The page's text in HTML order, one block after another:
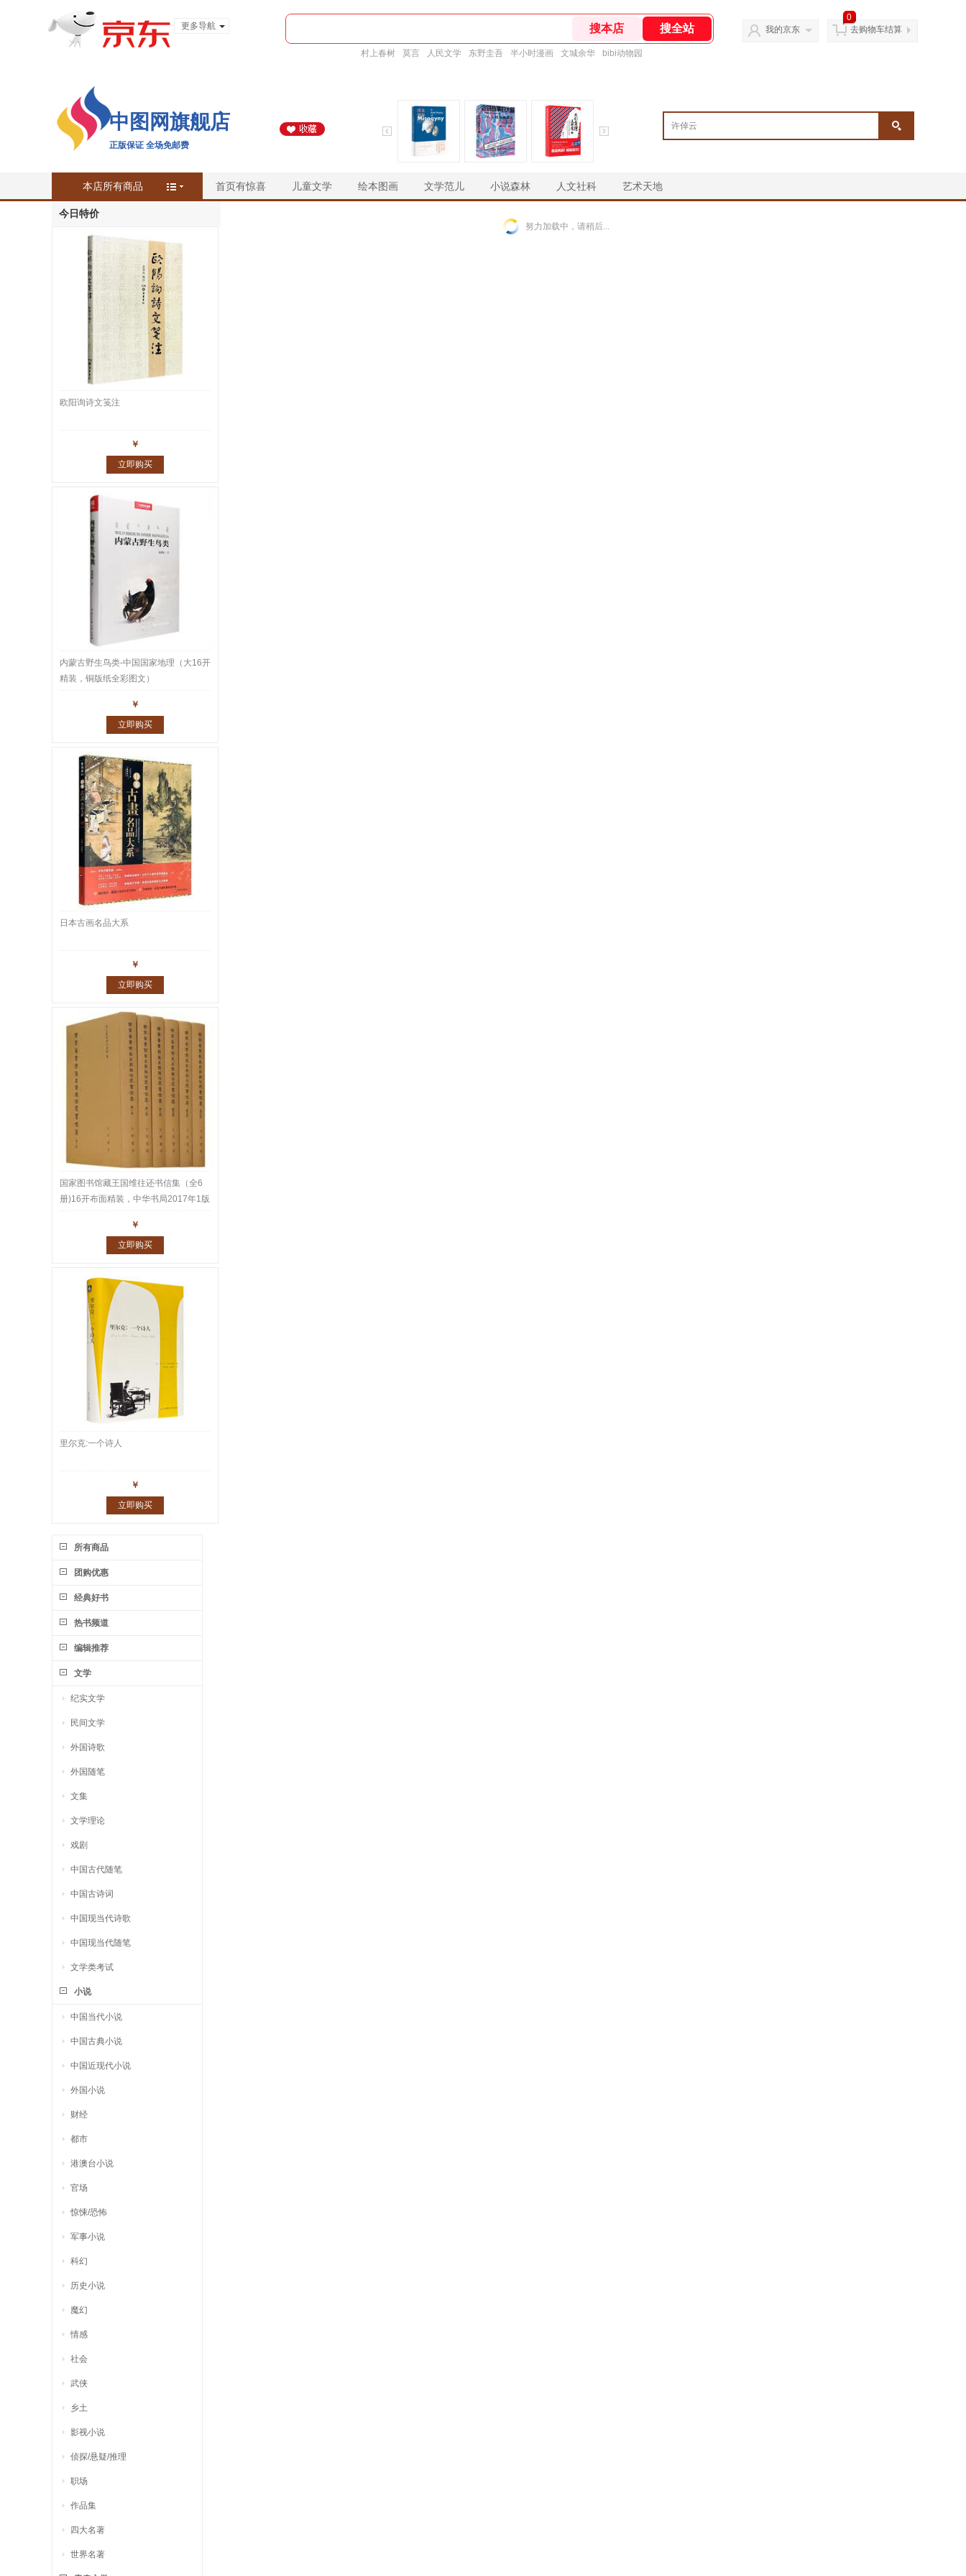
更多导航
村上春树 莫言 人民文学 东野圭吾 半小时漫画 文城余华 bibi动物园
我的京东
0
去购物车结算
中图网旗舰店
正版保证 全场免邮费
￥ ￥ ￥ ￥
本店所有商品 首页有惊喜 儿童文学 绘本图画 文学范儿 小说森林 人文社科 艺术天地
今日特价
欧阳询诗文笺注
￥
立即购买
内蒙古野生鸟类-中国国家地理（大16开
精装，铜版纸全彩图文）
￥
立即购买
日本古画名品大系
￥
立即购买
国家图书馆藏王国维往还书信集（全6
册)16开布面精装，中华书局2017年1版
往还书札共1543通2600多页真迹，名
￥
立即购买
里尔克:一个诗人
￥
立即购买
所有商品
团购优惠
经典好书
热书频道
编辑推荐
文学
纪实文学
民间文学
外国诗歌
外国随笔
文集
文学理论
戏剧
中国古代随笔
中国古诗词
中国现当代诗歌
中国现当代随笔
文学类考试
小说
中国当代小说
中国古典小说
中国近现代小说
外国小说
财经
都市
港澳台小说
官场
惊悚/恐怖
军事小说
科幻
历史小说
魔幻
情感
社会
武侠
乡土
影视小说
侦探/悬疑/推理
职场
作品集
四大名著
世界名著
努力加载中，请稍后...